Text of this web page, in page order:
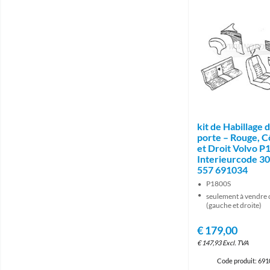
kit de Habillage
porte – Rouge,
et Droit Volvo
Interieurcode
557 691034
P1800S
seulement à vendre
(gauche et droite)
€179,00
€147,93 Excl. TVA
Code produit: